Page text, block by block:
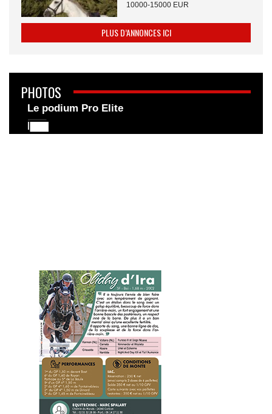
10000-15000 EUR
PLUS D’ANNONCES ICI
PHOTOS
Le podium Pro Elite